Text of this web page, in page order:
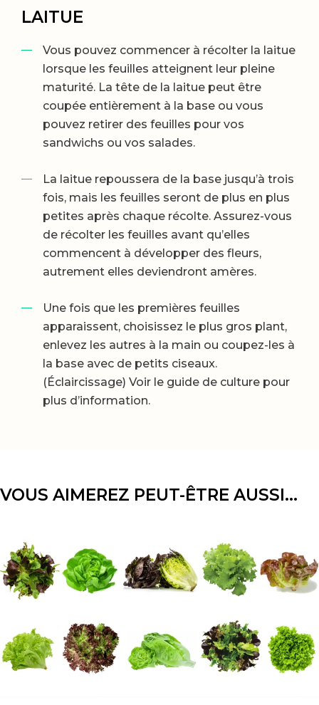
LAITUE
Vous pouvez commencer à récolter la laitue
lorsque les feuilles atteignent leur pleine
maturité. La tête de la laitue peut être
coupée entièrement à la base ou vous
pouvez retirer des feuilles pour vos
sandwichs ou vos salades.
La laitue repoussera de la base jusqu’à trois
fois, mais les feuilles seront de plus en plus
petites après chaque récolte. Assurez-vous
de récolter les feuilles avant qu’elles
commencent à développer des fleurs,
autrement elles deviendront amères.
Une fois que les premières feuilles
apparaissent, choisissez le plus gros plant,
enlevez les autres à la main ou coupez-les à
la base avec de petits ciseaux.
(Éclaircissage) Voir le guide de culture pour
plus d’information.
VOUS AIMEREZ PEUT-ÊTRE AUSSI…